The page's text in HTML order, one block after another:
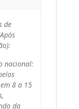
de
nacional:
8 a 15
da